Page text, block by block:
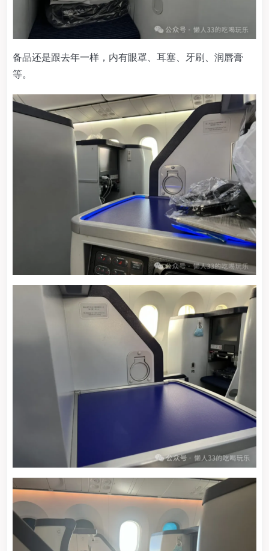
备品还是跟去年一样，内有眼罩、耳塞、牙刷、润唇膏
等。